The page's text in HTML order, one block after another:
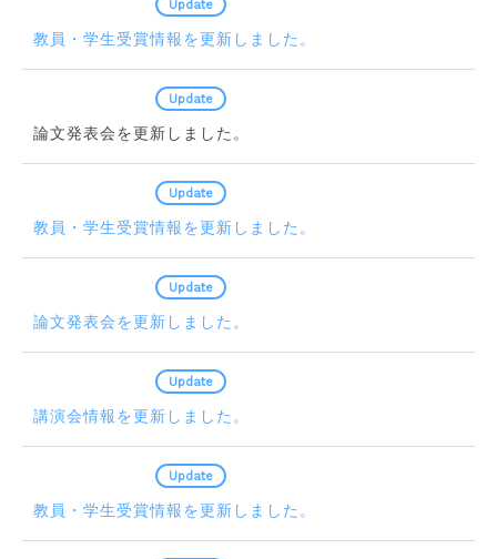
教員・学生受賞情報を更新しました。
Update
論文発表会を更新しました。
Update
教員・学生受賞情報を更新しました。
Update
論文発表会を更新しました。
Update
講演会情報を更新しました。
Update
教員・学生受賞情報を更新しました。
Update